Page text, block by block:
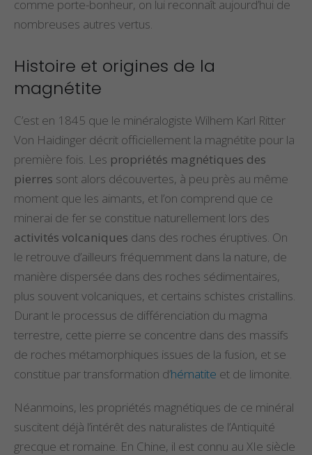
comme porte-bonheur, on lui reconnaît aujourd’hui de
nombreuses autres vertus.
Histoire et origines de la
magnétite
C’est en 1845 que le minéralogiste Wilhem Karl Ritter
Von Haidinger décrit officiellement la magnétite pour la
première fois. Les propriétés magnétiques des
pierres sont alors découvertes, à peu près au même
moment que les aimants, et l’on comprend que ce
minerai de fer se constitue naturellement lors des
activités volcaniques dans des roches éruptives. On
le retrouve d’ailleurs fréquemment dans la nature, de
manière dispersée dans des roches sédimentaires,
plus souvent volcaniques, et certains schistes cristallins.
Durant le processus de différenciation du magma
terrestre, cette pierre se concentre dans des massifs
de roches métamorphiques issues de la fusion, et se
constitue par transformation d’hématite et de limonite.
Néanmoins, les propriétés magnétiques de ce minéral
suscitent déjà l’intérêt des naturalistes de l’Antiquité
grecque et romaine. En Chine, il est connu au XIe siècle